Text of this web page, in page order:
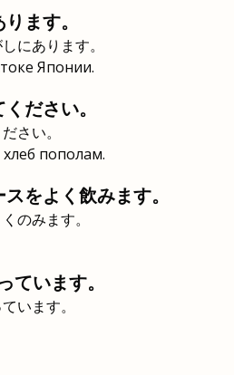
ます。
にあります。
Японии.
ださい。
さい。
пополам.
をよく飲みます。
のみます。
ています。
います。